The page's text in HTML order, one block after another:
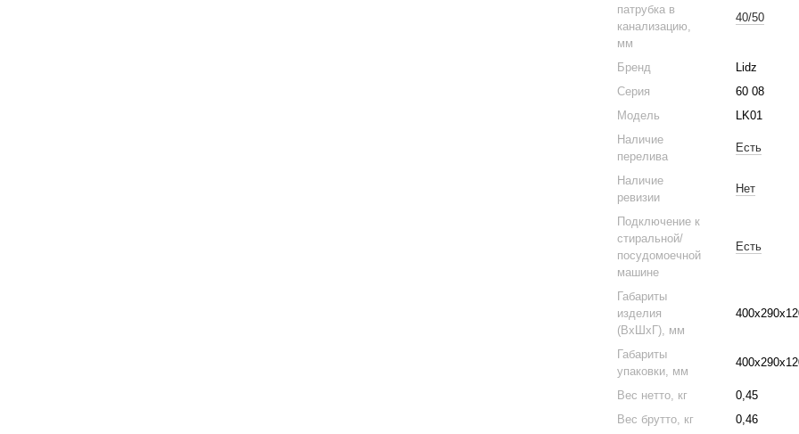
патрубка в
канализацию,
мм
40/50
Бренд
Lidz
Серия
60 08
Модель
LK01
Наличие
перелива
Есть
Наличие
ревизии
Нет
Подключение к
стиральной/
посудомоечной
машине
Есть
Габариты
изделия
(ВхШхГ), мм
Габариты
упаковки, мм
Вес нетто, кг
0,45
Вес брутто, кг
0,46